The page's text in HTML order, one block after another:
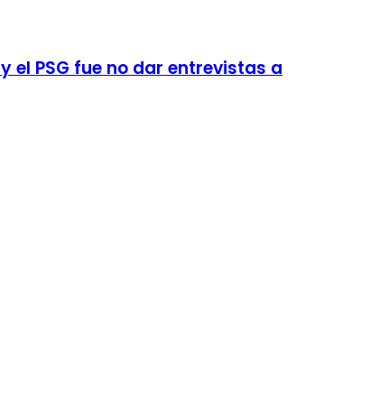
el PSG fue no dar entrevistas a